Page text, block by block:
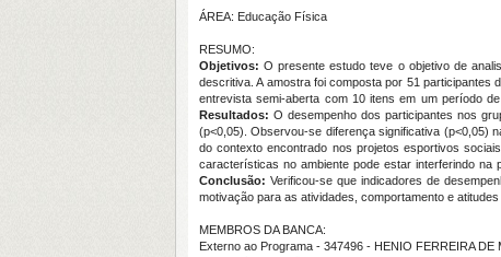
ÁREA: Educação Física
RESUMO:
Objetivos:O presente estudo teve o objetivo de
descritiva. A amostra foi composta por 51 participantes
entrevista semi-aberta com 10 itens em um período
Resultados:O desempenho dos participantes nos
(p<0,05). Observou-se diferença significativa (p<0,05)
do contexto encontrado nos projetos esportivos
características no ambiente pode estar interferindo na
Conclusão:Verificou-se que indicadores de
motivação para as atividades, comportamento e
MEMBROS DA BANCA:
Externo ao Programa - 347496 - HENIO FERREIRA DE